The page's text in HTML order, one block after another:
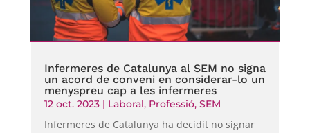
Infermeres de Catalunya al SEM no signa
un acord de conveni en considerar-lo un
menyspreu cap a les infermeres
12 oct. 2023| Laboral, Professió, SEM
Infermeres de Catalunya ha decidit no signar